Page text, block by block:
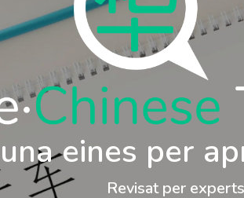
eines per
Revisat per experts